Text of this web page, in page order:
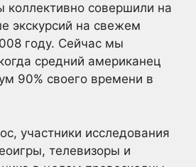
коллективно совершили на
экскурсий на свежем
году. Сейчас мы
средний американец
90% своего времени в
участники исследования
телевизоры и